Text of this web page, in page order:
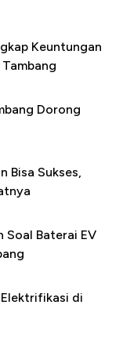
Keuntungan
Dorong
Bisa Sukses,
Soal Baterai EV
di